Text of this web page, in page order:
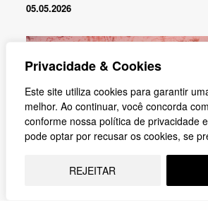
Privacidade & Cookies
Este site utiliza cookies para garantir
melhor. Ao continuar, você concorda
conforme nossa política de privacidade
pode optar por recusar os cookies, se
REJEITAR
05.05.2026